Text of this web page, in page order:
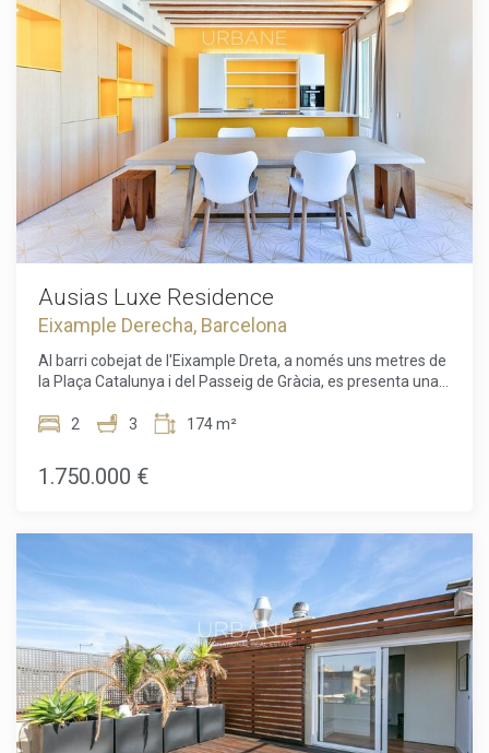
reforçada, consergeria multilingüe disponible les 24 hores,
lloguer de bicicletes, cabines de massatge i un majordom
virtual que respon de manera instantània a qualsevol
petició.Els habitatges oscil·len entre 65 m² i 232 m², amb
configuracions d'1 a 3 habitacions, algunes amb terrasses o
balcons. La joia d'aquesta residència és, sens dubte, l'àtic de
la sisena planta, amb una espectacular terrassa privada que
ofereix vistes panoràmiques. Els apartaments, dissenyats
pel prestigiós despatx Daar Architects, es distingeixen per
un disseny innovador i tecnologia d'avantguarda, garantint
un confort de vida incomparable.Un autèntic refugi de luxe
al cor de Barcelona, que representa una oportunitat
d'inversió excepcional per a aquells que busquen una
propietat única que combini tradició, disseny i serveis
exclusius.
Ausias Luxe Residence
Eixample Derecha, Barcelona
Al barri cobejat de l'Eixample Dreta, a només uns metres de
la Plaça Catalunya i del Passeig de Gràcia, es presenta una
d'habitatges de luxe situada en un edifici d'angle de 1895.
impecable, oferint una fusió perfecta entre la seva
arquitectura clàssica i uns interiors recentment renovats i
un restaurant mediterrani saludable a la planta baixa. El
projecte està dissenyat per oferir el màxim confort al cor de
Barcelona, amb serveis de luxe com xòfer, seguretat
reforçada, consergeria multilingüe disponible 24 hores al
dia, lloguer de bicicletes, cabines de massatges i un
majordom virtual capaç de respondre instantàniament a
totes les sol·licituds enviades per missatge de text.Les
unitats disponibles varien entre 65 m² i 232 m², amb
configuracions de 1 a 3 dormitoris, algunes d'elles amb
terrasses o balcons. La joia d'aquesta residència és, sens
2 3 174 m²
1.750.000 €